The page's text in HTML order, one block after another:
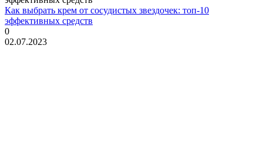
Как выбрать крем от сосудистых звездочек: топ-10
эффективных средств
0
02.07.2023